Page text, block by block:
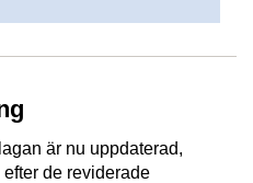
är nu uppdaterad,
de reviderade